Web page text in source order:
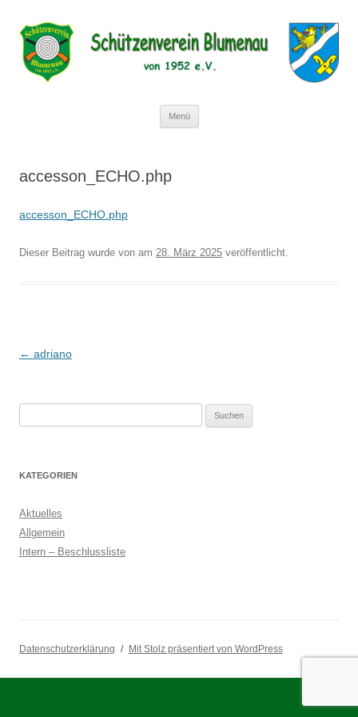
Schützenverein Blumenau von 1952
e.V.
Menü
accesson_ECHO.php
accesson_ECHO.php
Dieser Beitrag wurde von am 28. März 2025 veröffentlicht.
Beitragsnavigation
← adriano
KATEGORIEN
Aktuelles
Allgemein
Intern – Beschlussliste
Datenschutzerklärung Mit Stolz präsentiert von WordPress